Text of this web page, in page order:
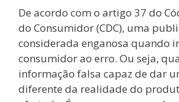
De acordo com o artigo 37 do
do Consumidor (CDC), uma
considerada enganosa quando
consumidor ao erro. Ou seja,
informação falsa capaz de dar
diferente da realidade do